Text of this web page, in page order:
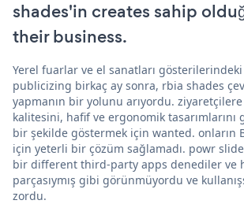
shades'in creates sahip
their business.
Yerel fuarlar ve el sanatları
publicizing birkaç ay sonra, rbia shades
yapmanın bir yolunu arıyordu.
kalitesini, hafif ve ergonomik tasarımlarını
bir şekilde göstermek için wanted. onların
için yeterli bir çözüm sağlamadı. powr
bir different third-party apps denediler ve
parçasıymış gibi görünmüyordu ve
zordu.